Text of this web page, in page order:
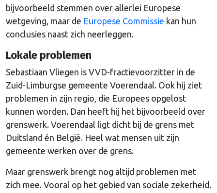
bijvoorbeeld stemmen over allerlei Europese
wetgeving, maar de Europese Commissie kan hun
conclusies naast zich neerleggen.
Lokale problemen
Sebastiaan Vliegen is VVD-fractievoorzitter in de
Zuid-Limburgse gemeente Voerendaal. Ook hij ziet
problemen in zijn regio, die Europees opgelost
kunnen worden. Dan heeft hij het bijvoorbeeld over
grenswerk. Voerendaal ligt dicht bij de grens met
Duitsland én België. Heel wat mensen uit zijn
gemeente werken over de grens.
Maar grenswerk brengt nog altijd problemen met
zich mee. Vooral op het gebied van sociale zekerheid.